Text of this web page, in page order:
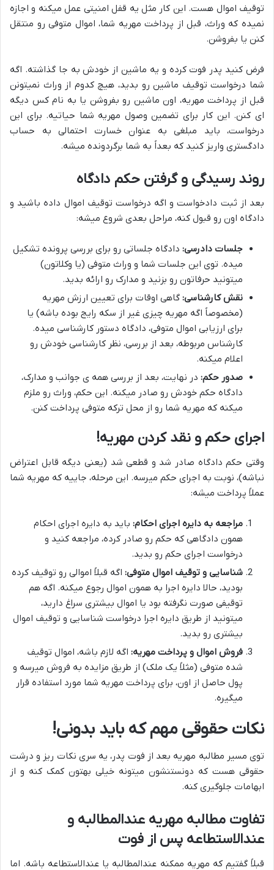
توقیف اموال هست. این کار مثل یه قفل امنیتی عمل میکنه و اجازه
نمیده که وراث، قبل از پرداخت مهریه شما، اموال متوفی رو منتقل
کنن یا بفروشن.
فرض کنید پدر فوت کرده و یه ماشین از خودش به جا گذاشته. اگه
شما درخواست توقیف ماشین رو بدید، هیچ کدوم از وراث نمیتونن
قبل از پرداخت مهریه، اون ماشین رو بفروشن یا به نام کس دیگه
ای کنن. این کار برای تضمین وصول مهریه شما حیاتیه. برای این
درخواست، باید مبلغی به عنوان خسارت احتمالی به حساب
دادگستری واریز کنید که بعداً به شما برگردونده میشه.
روند رسیدگی و گرفتن حکم دادگاه
بعد از ثبت دادخواست و اگه درخواست توقیف اموال داده باشید و
دادگاه اون رو قبول کنه، مراحل بعدی شروع میشه:
جلسات دادرسی: دادگاه جلساتی رو برای بررسی پرونده تشکیل
میده. توی این جلسات شما و وراث متوفی (یا وکلاتون)
میتونید حرفاتون رو بزنید و مدارک رو ارائه بدید.
نقش کارشناسی: گاهی اوقات برای تعیین ارزش مهریه
(مخصوصاً اگه مهریه چیزی غیر از سکه رایج بوده باشه) یا
برای ارزیابی اموال متوفی، دادگاه دستور کارشناسی میده.
کارشناس مربوطه، بعد از بررسی، نظر کارشناسی خودش رو
اعلام میکنه.
صدور حکم: در نهایت، بعد از بررسی همه ی جوانب و مدارک،
دادگاه حکم خودش رو صادر میکنه. این حکم، وراث رو ملزم
میکنه که مهریه شما رو از محل ترکه متوفی پرداخت کنن.
اجرای حکم و نقد کردن مهریه!
وقتی حکم دادگاه صادر شد و قطعی شد (یعنی دیگه قابل اعتراض
نباشه)، نوبت به اجرای حکم میرسه. این مرحله، جاییه که مهریه شما
عملاً پرداخت میشه:
مراجعه به دایره اجرای احکام: باید به دایره اجرای احکام
همون دادگاهی که حکم رو صادر کرده، مراجعه کنید و
درخواست اجرای حکم رو بدید.
شناسایی و توقیف اموال متوفی: اگه قبلاً اموالی رو توقیف کرده
بودید، حالا دایره اجرا به همون اموال رجوع میکنه. اگه هم
توقیفی صورت نگرفته بود یا اموال بیشتری سراغ دارید،
میتونید از طریق دایره اجرا درخواست شناسایی و توقیف اموال
بیشتری رو بدید.
فروش اموال و پرداخت مهریه: اگه لازم باشه، اموال توقیف
شده متوفی (مثلاً یک ملک) از طریق مزایده به فروش میرسه و
پول حاصل از اون، برای پرداخت مهریه شما مورد استفاده قرار
میگیره.
نکات حقوقی مهم که باید بدونی!
توی مسیر مطالبه مهریه بعد از فوت پدر، یه سری نکات ریز و درشت
حقوقی هست که دونستنشون میتونه خیلی بهتون کمک کنه و از
ابهامات جلوگیری کنه.
تفاوت مطالبه مهریه عندالمطالبه و
عندالاستطاعه پس از فوت
قبلاً گفتیم که مهریه ممکنه عندالمطالبه یا عندالاستطاعه باشه. اما